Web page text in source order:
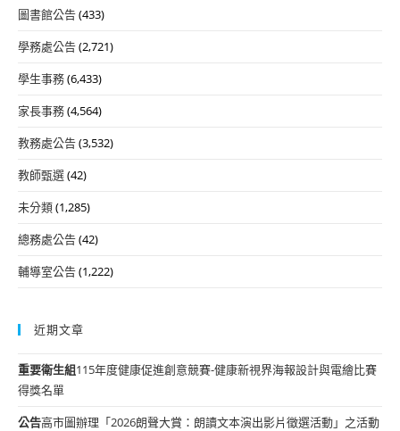
圖書館公告(433)
學務處公告(2,721)
學生事務(6,433)
家長事務(4,564)
教務處公告(3,532)
教師甄選(42)
未分類(1,285)
總務處公告(42)
輔導室公告(1,222)
近期文章
重要衛生組115年度健康促進創意競賽-健康新視界海報設計與電繪比賽
得獎名單
公告高市圖辦理「2026朗聲大賞：朗讀文本演出影片徵選活動」之活動